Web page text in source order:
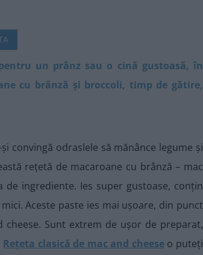
un prânz sau o cină gustoasă, în
cu brânză și broccoli, timp de gătire,
convingă odraslele să mănânce legume și
rețetă de macaroane cu brânză – mac
ingrediente. Ies super gustoase, conțin
Aceste paste ies mai ușoare, din punct
cheese. Sunt extrem de ușor de preparat,
Rețeta clasică de mac and cheeseo puteți